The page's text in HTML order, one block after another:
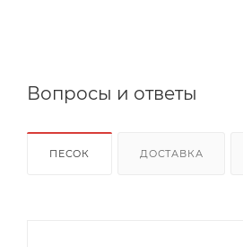
Вопросы и ответы
ПЕСОК ДОСТАВКА